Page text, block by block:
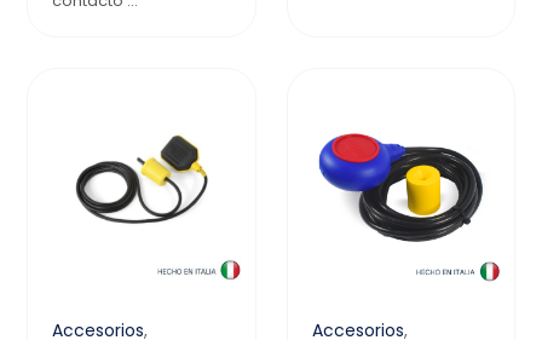
Accesorios, Accesorios,